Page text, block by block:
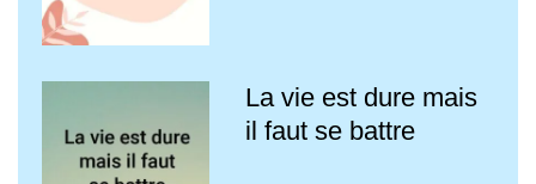
La vie est dure mais
il faut se battre